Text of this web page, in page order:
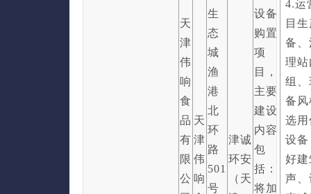
天
津
伟
响
食
品
有
限
公
天
津
伟
响
生
态
城
渔
港
北
环
路
501
号
津诚
环安
（天
设备
购置
项
目，
主要
建设
内容
包
括：
将加
4.运
目
备
理
组
备
选
设
好
声